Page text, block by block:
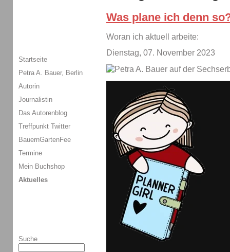
Was plane ich denn
Woran ich aktuell arbeite:
Dienstag, 07. November 2023
Startseite
Petra A. Bauer, Berlin
Autorin
Journalistin
Das Autorenblog
Treffpunkt Twitter
BauernGartenFee
Termine
Mein Buchshop
Aktuelles
Suche